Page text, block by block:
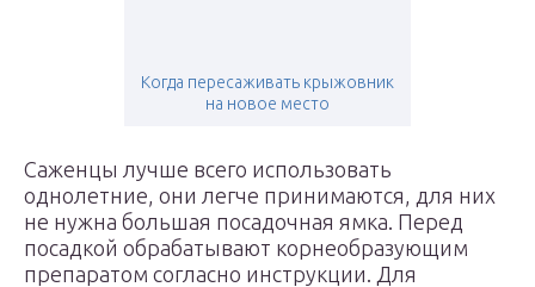
Когда пересаживать крыжовник
на новое место
Саженцы лучше всего использовать
однолетние, они легче принимаются, для них
не нужна большая посадочная ямка. Перед
посадкой обрабатывают корнеобразующим
препаратом согласно инструкции. Для